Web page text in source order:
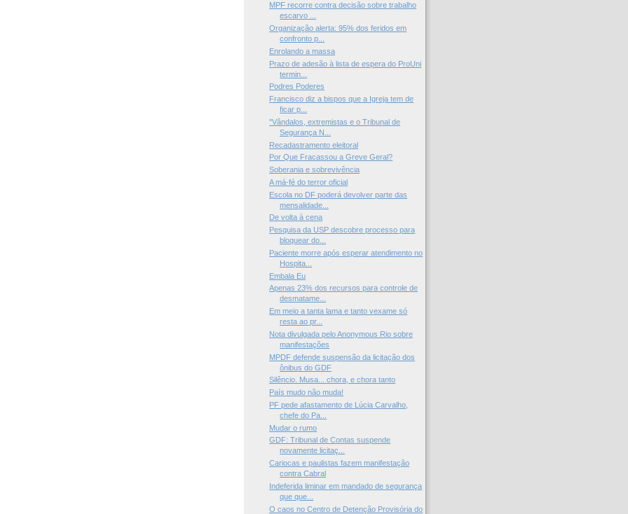
MPF recorre contra decisão sobre trabalho
escarvo ...
Organização alerta: 95% dos feridos em
confronto p...
Enrolando a massa
Prazo de adesão à lista de espera do ProUni
termin...
Podres Poderes
Francisco diz a bispos que a Igreja tem de
ficar p...
"Vândalos, extremistas e o Tribunal de
Segurança N...
Recadastramento eleitoral
Por Que Fracassou a Greve Geral?
Soberania e sobrevivência
A má-fé do terror oficial
Escola no DF poderá devolver parte das
mensalidade...
De volta à cena
Pesquisa da USP descobre processo para
bloquear do...
Paciente morre após esperar atendimento no
Hospita...
Embala Eu
Apenas 23% dos recursos para controle de
desmatame...
Em meio a tanta lama e tanto vexame só
resta ao pr...
Nota divulgada pelo Anonymous Rio sobre
manifestações
MPDF defende suspensão da licitação dos
ônibus do GDF
Silêncio. Musa... chora, e chora tanto
País mudo não muda!
PF pede afastamento de Lúcia Carvalho,
chefe do Pa...
Mudar o rumo
GDF: Tribunal de Contas suspende
novamente licitaç...
Cariocas e paulistas fazem manifestação
contra Cabral
Indeferida liminar em mandado de segurança
que que...
O caos no Centro de Detenção Provisória do